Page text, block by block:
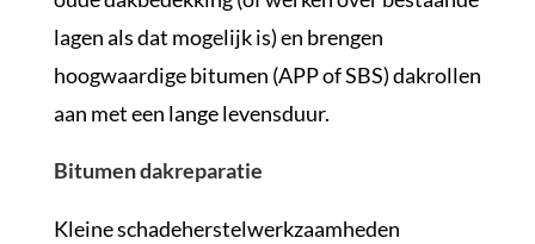
lagen als dat mogelijk is) en brengen
hoogwaardige bitumen (APP of SBS) dakrollen
aan met een lange levensduur.
Bitumen dakreparatie
Kleine schadeherstelwerkzaamheden